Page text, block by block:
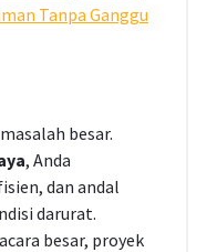
Tanpa Ganggu
besar.
, Anda
dan andal
darurat.
besar, proyek